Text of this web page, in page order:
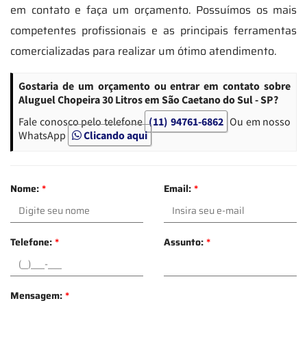
em contato e faça um orçamento. Possuímos os mais
competentes profissionais e as principais ferramentas
comercializadas para realizar um ótimo atendimento.
Gostaria de um orçamento ou entrar em contato sobre
Aluguel Chopeira 30 Litros em São Caetano do Sul - SP?
Fale conosco pelo telefone (11) 94761-6862 Ou em nosso
WhatsApp
Clicando aqui
Nome:* Email:*
Telefone:* Assunto:*
Mensagem:*